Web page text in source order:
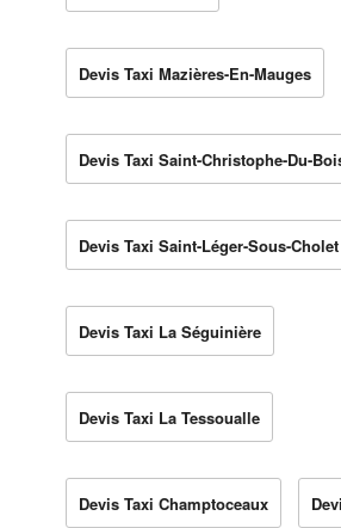
Devis Taxi Mazières-En-Mauges
Devis Taxi Saint-Christophe-Du-
Devis Taxi Saint-Léger-Sous-Cholet
Devis Taxi La Séguinière
Devis Taxi La Tessoualle
Devis Taxi Champtoceaux